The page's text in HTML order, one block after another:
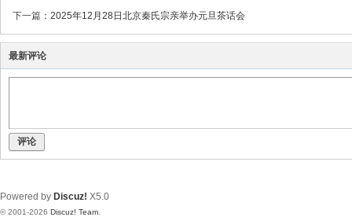
下一篇： 2025年12月28日北京秦氏宗亲举办元旦茶话会
最新评论
评论
Powered by Discuz! X5.0
© 2001-2026 Discuz! Team